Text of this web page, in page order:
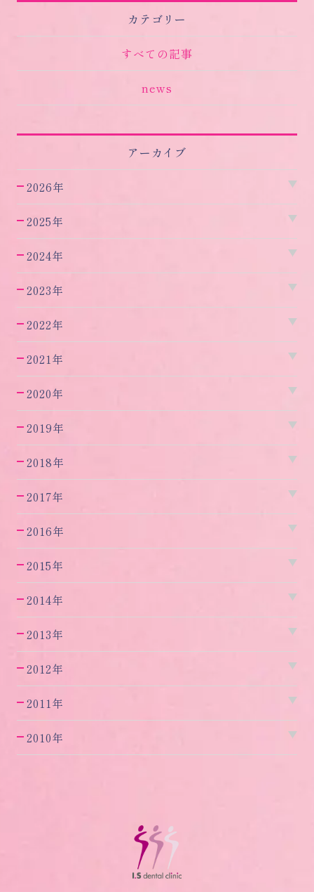
カテゴリー
すべての記事
news
アーカイブ
2026年
2025年
2024年
2023年
2022年
2021年
2020年
2019年
2018年
2017年
2016年
2015年
2014年
2013年
2012年
2011年
2010年